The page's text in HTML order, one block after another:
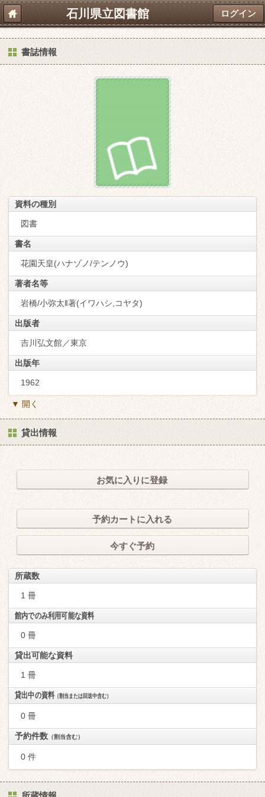
石川県立図書館 ログイン
書誌情報
資料の種別
図書
書名
花園天皇(ハナゾノ/テンノウ)
著者名等
岩橋/小弥太‖著(イワハシ,コヤタ)
出版者
吉川弘文館／東京
出版年
1962
▼ 開く
貸出情報
お気に入りに登録
予約カートに入れる
今すぐ予約
所蔵数
1 冊
館内でのみ利用可能な資料
0 冊
貸出可能な資料
1 冊
貸出中の資料（割当または回送中含む）
0 冊
予約件数 （割当含む）
0 件